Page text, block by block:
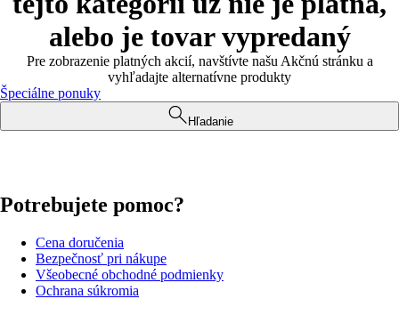
alebo je tovar vypredaný
Pre zobrazenie platných akcií, navštívte našu Akčnú stránku a
vyhľadajte alternatívne produkty
Špeciálne ponuky
Hľadanie
Potrebujete pomoc?
Cena doručenia
Bezpečnosť pri nákupe
Všeobecné obchodné podmienky
Ochrana súkromia